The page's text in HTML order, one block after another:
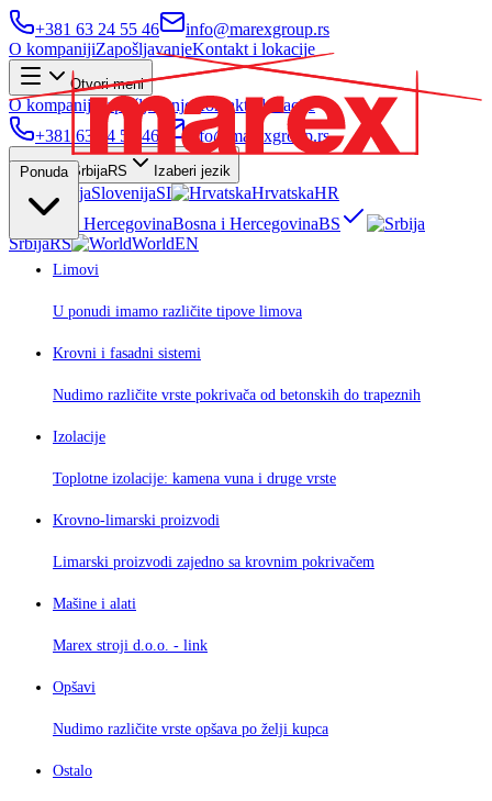
+381 63 24 55 46
info@marexgroup.rs
O kompanijiZapošljavanjeKontakt i lokacije
Otvori meni
O kompaniji ZapošljavanjeKontakt i lokacije
+381 63 24 55 46
info@marexgroup.rs
SrbijaRS Izaberi jezik
SlovenijaSI HrvatskaHR
Bosna i HercegovinaBS
SrbijaRS WorldEN
Ponuda
Limovi
U ponudi imamo različite tipove limova
Krovni i fasadni sistemi
Nudimo različite vrste pokrivača od betonskih do trapeznih
Izolacije
Toplotne izolacije: kamena vuna i druge vrste
Krovno-limarski proizvodi
Limarski proizvodi zajedno sa krovnim pokrivačem
Mašine i alati
Marex stroji d.o.o. - link
Opšavi
Nudimo različite vrste opšava po želji kupca
Ostalo